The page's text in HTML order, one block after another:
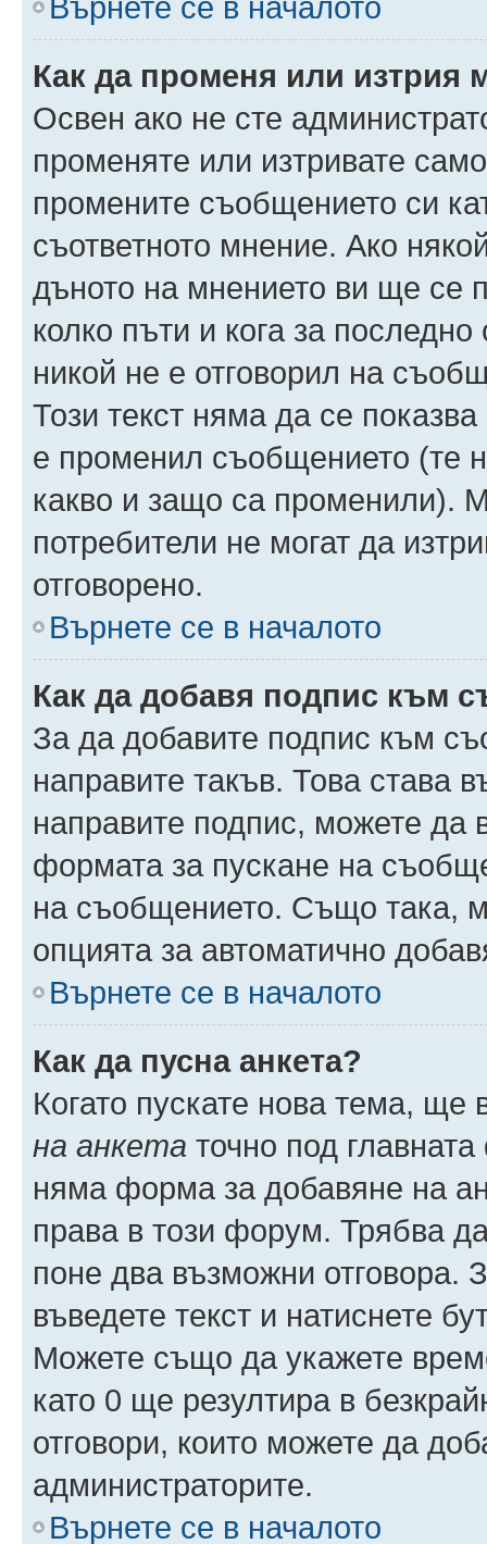
Как да променя или изтрия
Освен ако не сте
променяте или изтривате
промените съобщението си
съответното мнение. Ако
дъното на мнението ви ще се
колко пъти и кога за
никой не е отговорил на
Този текст няма да се
е променил съобщението (те
какво и защо са променили).
потребители не могат да
отговорено.
Върнете се в началото
Как да добавя подпис към
За да добавите подпис към
направите такъв. Това
направите подпис, можете да
формата за пускане на
на съобщението. Също така,
опцията за автоматично
Върнете се в началото
Как да пусна анкета?
Когато пускате нова тема,
на анкета точно под
няма форма за добавяне на
права в този форум. Трябва
поне два възможни отговора.
въведете текст и натиснете
Можете също да укажете
като 0 ще резултира в
отговори, които можете да
администраторите.
Върнете се в началото